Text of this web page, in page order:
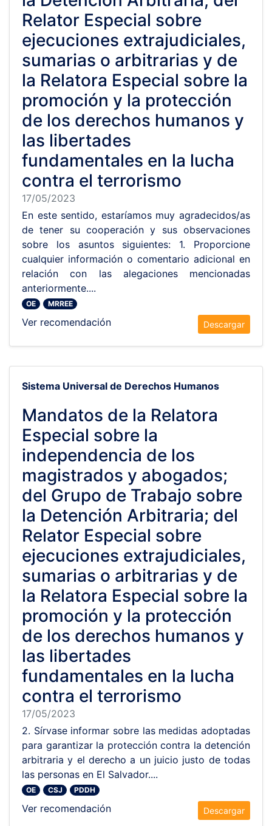
Relator Especial sobre
ejecuciones extrajudiciales,
sumarias o arbitrarias y de
la Relatora Especial sobre la
promoción y la protección
de los derechos humanos y
las libertades
fundamentales en la lucha
contra el terrorismo
17/05/2023
En este sentido, estaríamos muy agradecidos/as
de tener su cooperación y sus observaciones
sobre los asuntos siguientes: 1. Proporcione
cualquier información o comentario adicional en
relación con las alegaciones mencionadas
anteriormente....
OE MRREE
Ver recomendación Descargar
Sistema Universal de Derechos Humanos
Mandatos de la Relatora
Especial sobre la
independencia de los
magistrados y abogados;
del Grupo de Trabajo sobre
la Detención Arbitraria; del
Relator Especial sobre
ejecuciones extrajudiciales,
sumarias o arbitrarias y de
la Relatora Especial sobre la
promoción y la protección
de los derechos humanos y
las libertades
fundamentales en la lucha
contra el terrorismo
17/05/2023
2. Sírvase informar sobre las medidas adoptadas
para garantizar la protección contra la detención
arbitraria y el derecho a un juicio justo de todas
las personas en El Salvador....
OE CSJ PDDH
Ver recomendación Descargar